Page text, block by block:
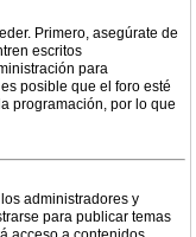
Primero, asegúrate de
escritos
para
posible que el foro esté
programación, por lo que
administradores y
para publicar temas